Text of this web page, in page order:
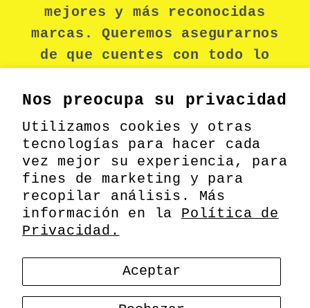
Nos preocupa su privacidad
Utilizamos cookies y otras
tecnologías para hacer cada
vez mejor su experiencia, para
fines de marketing y para
recopilar análisis. Más
información en la Política de
Privacidad.
Aceptar
mejores y más reconocidas
marcas. Queremos asegurarnos
de que cuentes con todo lo
seguro durante tu jornada
laboral.
Facebook
de
pago
Información de contacto